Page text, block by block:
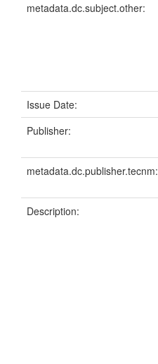
metadata.dc.subject.other:
Issue Date:
Publisher:
metadata.dc.publisher.tecnm:
Description: